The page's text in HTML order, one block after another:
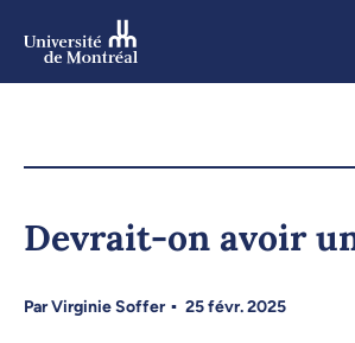
Devrait-on avoir
ParVirginie Soffer 25 févr. 2025